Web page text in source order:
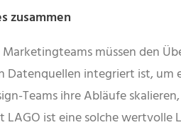
zusammen
müssen den
Datenquellen integriert ist, um
Teams ihre Abläufe
LAGO ist eine solche wertvolle